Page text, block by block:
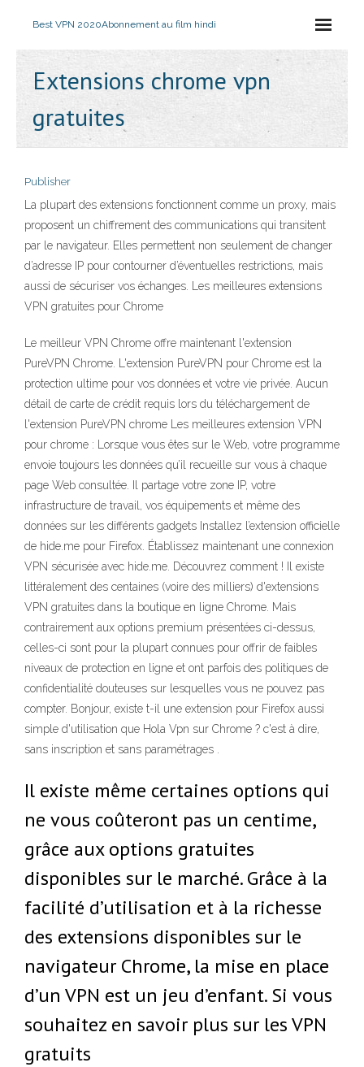
Best VPN 2020Abonnement au film hindi
Extensions chrome vpn
gratuites
Publisher
La plupart des extensions fonctionnent comme un proxy, mais
proposent un chiffrement des communications qui transitent
par le navigateur. Elles permettent non seulement de changer
d’adresse IP pour contourner d’éventuelles restrictions, mais
aussi de sécuriser vos échanges. Les meilleures extensions
VPN gratuites pour Chrome
Le meilleur VPN Chrome offre maintenant l'extension
PureVPN Chrome. L'extension PureVPN pour Chrome est la
protection ultime pour vos données et votre vie privée. Aucun
détail de carte de crédit requis lors du téléchargement de
l'extension PureVPN chrome Les meilleures extension VPN
pour chrome : Lorsque vous êtes sur le Web, votre programme
envoie toujours les données qu’il recueille sur vous à chaque
page Web consultée. Il partage votre zone IP, votre
infrastructure de travail, vos équipements et même des
données sur les différents gadgets Installez l’extension officielle
de hide.me pour Firefox. Établissez maintenant une connexion
VPN sécurisée avec hide.me. Découvrez comment ! Il existe
littéralement des centaines (voire des milliers) d'extensions
VPN gratuites dans la boutique en ligne Chrome. Mais
contrairement aux options premium présentées ci-dessus,
celles-ci sont pour la plupart connues pour offrir de faibles
niveaux de protection en ligne et ont parfois des politiques de
confidentialité douteuses sur lesquelles vous ne pouvez pas
compter. Bonjour, existe t-il une extension pour Firefox aussi
simple d'utilisation que Hola Vpn sur Chrome ? c'est à dire,
sans inscription et sans paramétrages .
Il existe même certaines options qui
ne vous coûteront pas un centime,
grâce aux options gratuites
disponibles sur le marché. Grâce à la
facilité d’utilisation et à la richesse
des extensions disponibles sur le
navigateur Chrome, la mise en place
d’un VPN est un jeu d’enfant. Si vous
souhaitez en savoir plus sur les VPN
gratuits